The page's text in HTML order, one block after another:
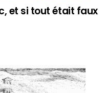
et si tout était faux